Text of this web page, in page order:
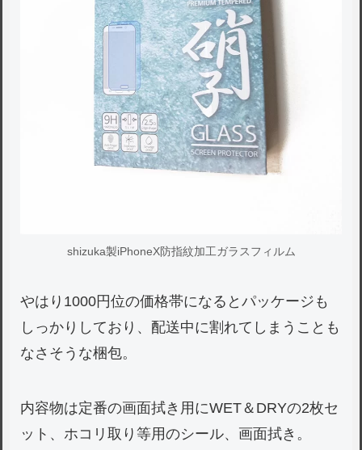
shizuka製iPhoneX防指紋加工ガラスフィルム
やはり1000円位の価格帯になるとパッケージも
しっかりしており、配送中に割れてしまうことも
なさそうな梱包。
内容物は定番の画面拭き用にWET＆DRYの2枚セ
ット、ホコリ取り等用のシール、画面拭き。